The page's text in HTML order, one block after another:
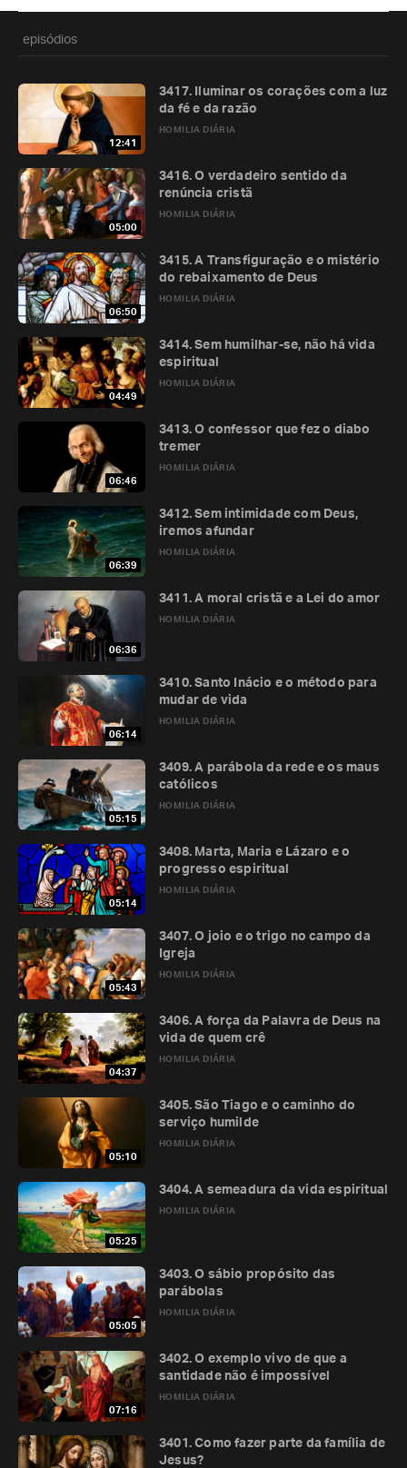
episódios
12:41
HOMILIA DIÁRIA
3417. Iluminar os corações com a luz
da fé e da razão
05:00
HOMILIA DIÁRIA
3416. O verdadeiro sentido da
renúncia cristã
06:50
HOMILIA DIÁRIA
3415. A Transfiguração e o mistério
do rebaixamento de Deus
04:49
HOMILIA DIÁRIA
3414. Sem humilhar-se, não há vida
espiritual
06:46
HOMILIA DIÁRIA
3413. O confessor que fez o diabo
tremer
06:39
HOMILIA DIÁRIA
3412. Sem intimidade com Deus,
iremos afundar
06:36
HOMILIA DIÁRIA
3411. A moral cristã e a Lei do amor
06:14
HOMILIA DIÁRIA
3410. Santo Inácio e o método para
mudar de vida
05:15
HOMILIA DIÁRIA
3409. A parábola da rede e os maus
católicos
05:14
HOMILIA DIÁRIA
3408. Marta, Maria e Lázaro e o
progresso espiritual
05:43
HOMILIA DIÁRIA
3407. O joio e o trigo no campo da
Igreja
04:37
HOMILIA DIÁRIA
3406. A força da Palavra de Deus na
vida de quem crê
05:10
HOMILIA DIÁRIA
3405. São Tiago e o caminho do
serviço humilde
05:25
HOMILIA DIÁRIA
3404. A semeadura da vida espiritual
05:05
HOMILIA DIÁRIA
3403. O sábio propósito das
parábolas
07:16
HOMILIA DIÁRIA
3402. O exemplo vivo de que a
santidade não é impossível
3401. Como fazer parte da família de
Jesus?